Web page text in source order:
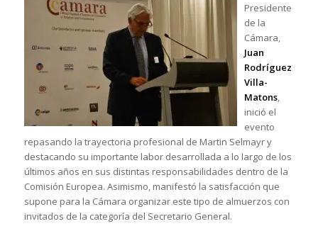
Presidente
de la
Cámara,
Juan
Rodríguez
Villa-
Matons,
inició el
evento
repasando la trayectoria profesional de Martin Selmayr y
destacando su importante labor desarrollada a lo largo de los
últimos años en sus distintas responsabilidades dentro de la
Comisión Europea. Asimismo, manifestó la satisfacción que
supone para la Cámara organizar este tipo de almuerzos con
invitados de la categoría del Secretario General.